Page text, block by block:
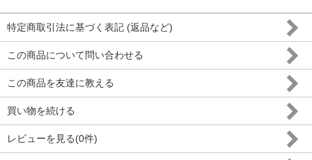
特定商取引法に基づく表記 (返品など)
この商品について問い合わせる
この商品を友達に教える
買い物を続ける
レビューを見る(0件)